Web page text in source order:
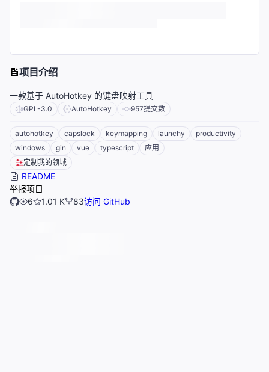
项目介绍
一款基于 AutoHotkey 的键盘映射工具
GPL-3.0 AutoHotkey 957提交数
autohotkey capslock keymapping launchy
productivity
windows
gin vue typescript
应用
定制我的领域
README
举报项目
6
1.01 K 83访问 GitHub